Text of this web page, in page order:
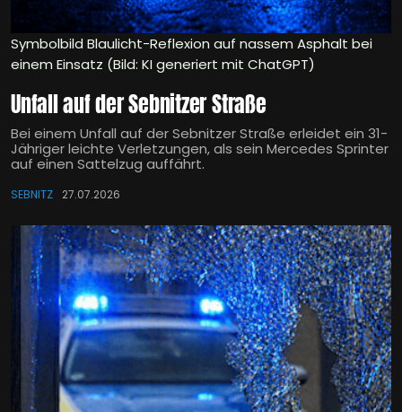
Symbolbild Blaulicht-Reflexion auf nassem Asphalt bei
einem Einsatz (Bild: KI generiert mit ChatGPT)
Unfall auf der Sebnitzer Straße
Bei einem Unfall auf der Sebnitzer Straße erleidet ein 31-
Jähriger leichte Verletzungen, als sein Mercedes Sprinter
auf einen Sattelzug auffährt.
SEBNITZ 27.07.2026